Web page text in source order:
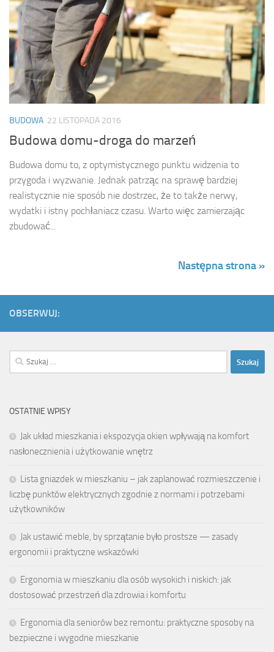
BUDOWA 22 LISTOPADA 2016
Budowa domu-droga do marzeń
Budowa domu to, z optymistycznego punktu widzenia to
przygoda i wyzwanie. Jednak patrząc na sprawę bardziej
realistycznie nie sposób nie dostrzec, że to także nerwy,
wydatki i istny pochłaniacz czasu. Warto więc zamierzając
zbudować...
Następna strona »
OBSERWUJ:
Szukaj:
OSTATNIE WPISY
Jak układ mieszkania i ekspozycja okien wpływają na komfort
nasłonecznienia i użytkowanie wnętrz
Lista gniazdek w mieszkaniu – jak zaplanować rozmieszczenie i
liczbę punktów elektrycznych zgodnie z normami i potrzebami
użytkowników
Jak ustawić meble, by sprzątanie było prostsze — zasady
ergonomii i praktyczne wskazówki
Ergonomia w mieszkaniu dla osób wysokich i niskich: jak
dostosować przestrzeń dla zdrowia i komfortu
Ergonomia dla seniorów bez remontu: praktyczne sposoby na
bezpieczne i wygodne mieszkanie